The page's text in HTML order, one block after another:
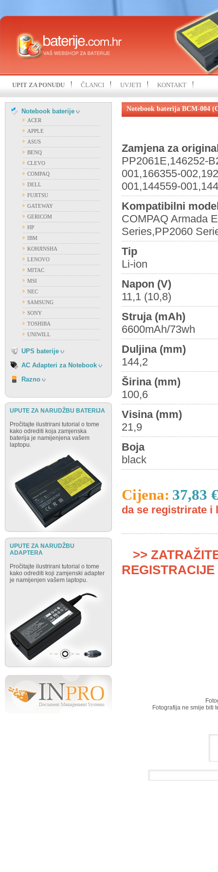
UPIT ZA PONUDU ČLANCI UVJETI KONTAKT
Notebook baterije
ACER
APPLE
ASUS
BENQ
CLEVO
COMPAQ
DELL
FUJITSU
GATEWAY
GERICOM
HP
IBM
KOHJINSHA
LENOVO
MITAC
MSI
NEC
SAMSUNG
SONY
TOSHIBA
UNIWILL
UPS baterije
FIAMM
FIRST POWER
OSTALI PROIZVOĐAČI
VISION
AC Adapteri za Notebook
ACER
APPLE
ASUS
DELL
FUJITSU
GATEWAY
HP
IBM
LENOVO
NEC
SAMSUNG
SONY
TOSHIBA
Razno
UPUTE ZA NARUDŽBU BATERIJA
Pročitajte ilustrirani tutorial o tome
kako odrediti koja zamjenska
baterija je namijenjena vašem
laptopu.
UPUTE ZA NARUDŽBU
ADAPTERA
Pročitajte ilustrirani tutorial o tome
kako odrediti koji zamjenski adapter
je namijenjen vašem laptopu.
Notebook baterija BCM-004
Zamjena za
PP2061E,146252-
001,166355-
001,144559-
Kompatibilni
COMPAQ Armada
Series,PP2060
Tip
Li-ion
Napon (V)
11,1 (10,8)
Struja (mAh)
6600mAh/73wh
Duljina (mm)
144,2
Širina (mm)
100,6
Visina (mm)
21,9
Boja
black
Cijena: 37,83
da se registrirate i
>>
Fotografija ne smije biti